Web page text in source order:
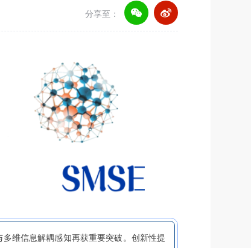
分享至：
维信息解耦感知再获重要突破。创新性提